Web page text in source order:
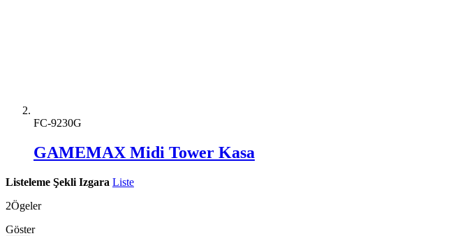
FC-9230G
GAMEMAX Midi Tower Kasa
Listeleme Şekli Izgara Liste
2Ögeler
Göster